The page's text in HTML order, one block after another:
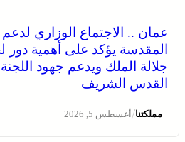
عمان .. الاجتماع الوزاري
المقدسة يؤكد على أهمية دور
جلالة الملك ويدعم جهود
القدس الشريف
مملكتنا/أغسطس 5, 2026